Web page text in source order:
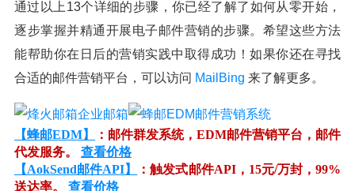
通过以上13个详细的步骤，你已经了解了如何从零开始，
逐步掌握并精通开展电子邮件营销的步骤。希望这些方法
能帮助你在日后的营销实践中取得成功！如果你还在寻找
合适的邮件营销平台，可以访问 MailBing 来了解更多。
【蜂邮EDM】
：邮件群发系统，EDM邮件营销平台，邮件
代发服务。 查看价格
【AokSend邮件API】
：触发式邮件API，15元/万封，99%
送达率。 查看价格